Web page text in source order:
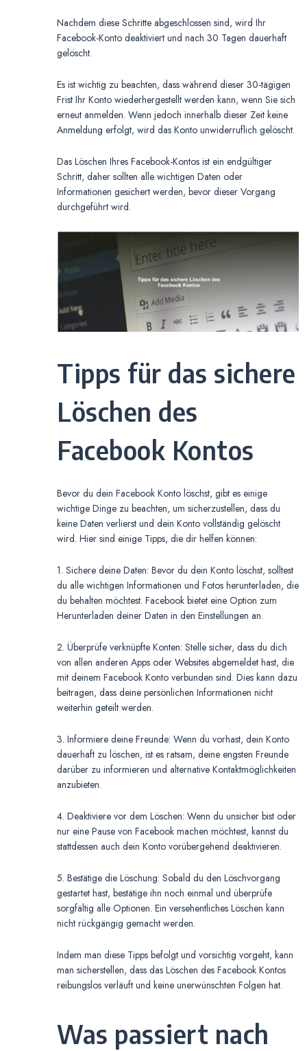
Nachdem diese Schritte abgeschlossen sind, wird Ihr
Facebook-Konto deaktiviert und nach 30 Tagen dauerhaft
gelöscht.
Es ist wichtig zu beachten, dass während dieser 30-tägigen
Frist Ihr Konto wiederhergestellt werden kann, wenn Sie sich
erneut anmelden. Wenn jedoch innerhalb dieser Zeit keine
Anmeldung erfolgt, wird das Konto unwiderruflich gelöscht.
Das Löschen Ihres Facebook-Kontos ist ein endgültiger
Schritt, daher sollten alle wichtigen Daten oder
Informationen gesichert werden, bevor dieser Vorgang
durchgeführt wird.
Tipps für das sichere
Löschen des
Facebook Kontos
Bevor du dein Facebook Konto löschst, gibt es einige
wichtige Dinge zu beachten, um sicherzustellen, dass du
keine Daten verlierst und dein Konto vollständig gelöscht
wird. Hier sind einige Tipps, die dir helfen können:
1. Sichere deine Daten: Bevor du dein Konto löschst, solltest
du alle wichtigen Informationen und Fotos herunterladen, die
du behalten möchtest. Facebook bietet eine Option zum
Herunterladen deiner Daten in den Einstellungen an.
2. Überprüfe verknüpfte Konten: Stelle sicher, dass du dich
von allen anderen Apps oder Websites abgemeldet hast, die
mit deinem Facebook Konto verbunden sind. Dies kann dazu
beitragen, dass deine persönlichen Informationen nicht
weiterhin geteilt werden.
3. Informiere deine Freunde: Wenn du vorhast, dein Konto
dauerhaft zu löschen, ist es ratsam, deine engsten Freunde
darüber zu informieren und alternative Kontaktmöglichkeiten
anzubieten.
4. Deaktiviere vor dem Löschen: Wenn du unsicher bist oder
nur eine Pause von Facebook machen möchtest, kannst du
stattdessen auch dein Konto vorübergehend deaktivieren.
5. Bestätige die Löschung: Sobald du den Löschvorgang
gestartet hast, bestätige ihn noch einmal und überprüfe
sorgfältig alle Optionen. Ein versehentliches Löschen kann
nicht rückgängig gemacht werden.
Indem man diese Tipps befolgt und vorsichtig vorgeht, kann
man sicherstellen, dass das Löschen des Facebook Kontos
reibungslos verläuft und keine unerwünschten Folgen hat.
Was passiert nach